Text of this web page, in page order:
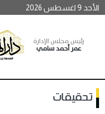
الأحد 9 اغسطس 2026
رئيس مجلس الإدارة
عمر أحمد سامي
تحقيقات